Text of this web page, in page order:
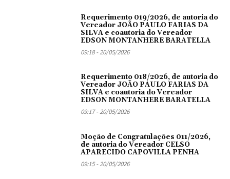
Requerimento 019/2026, de autoria do
Vereador JOÃO PAULO FARIAS DA
SILVA e coautoria do Vereador
EDSON MONTANHERE BARATELLA
09:18 - 20/05/2026
Requerimento 018/2026, de autoria do
Vereador JOÃO PAULO FARIAS DA
SILVA e coautoria do Vereador
EDSON MONTANHERE BARATELLA
09:17 - 20/05/2026
Moção de Congratulações 011/2026,
de autoria do Vereador CELSO
APARECIDO CAPOVILLA PENHA
09:15 - 20/05/2026